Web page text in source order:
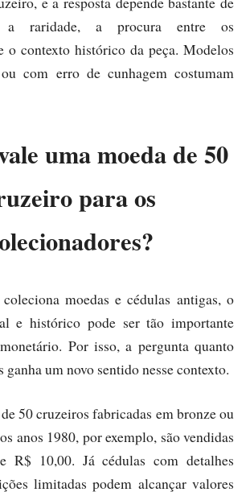
a raridade, a procura entre os
o contexto histórico da peça. Modelos
com erro de cunhagem costumam
uma moeda de 50
para os
moedas e cédulas antigas, o
e histórico pode ser tão importante
Por isso, a pergunta quanto
um novo sentido nesse contexto.
50 cruzeiros fabricadas em bronze ou
anos 1980, por exemplo, são vendidas
R$ 10,00. Já cédulas com detalhes
limitadas podem alcançar valores